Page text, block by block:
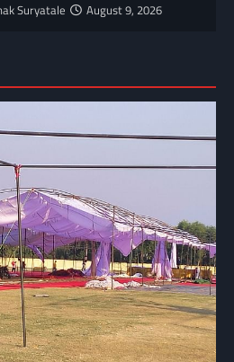
Suryatale August 9, 2026